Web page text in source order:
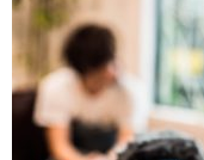
作曲技術
compose Tech
世界一わかりやす
名作を分析する